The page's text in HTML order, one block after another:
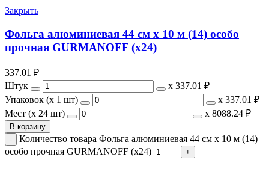
Закрыть
Фольга алюминиевая 44 см х 10 м (14) особо
прочная GURMANOFF (х24)
337.01 ₽
Штук
х 337.01 ₽
Упаковок (x 1 шт)
х 337.01 ₽
Мест (x 24 шт)
х 8088.24 ₽
В корзину
Количество товара Фольга алюминиевая 44 см х 10 м (14)
особо прочная GURMANOFF (х24)